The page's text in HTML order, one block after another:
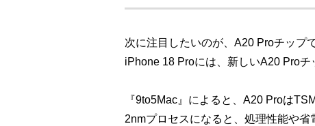
次に注目したいのが、A20 Proチップで
iPhone 18 Proには、新しいA20 Proチ
『9to5Mac』によると、A20 Proは
2nmプロセスになると、処理性能や省